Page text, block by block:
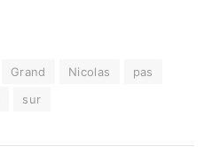
Grand Nicolas
pas
sur